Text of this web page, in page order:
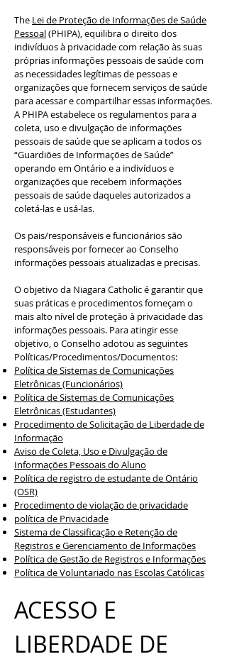
The Lei de Proteção de Informações de Saúde
Pessoal(PHIPA), equilibra o direito dos
indivíduos à privacidade com relação às suas
próprias informações pessoais de saúde com
as necessidades legítimas de pessoas e
organizações que fornecem serviços de saúde
para acessar e compartilhar essas informações.
A PHIPA estabelece os regulamentos para a
coleta, uso e divulgação de informações
pessoais de saúde que se aplicam a todos os
“Guardiões de Informações de Saúde”
operando em Ontário e a indivíduos e
organizações que recebem informações
pessoais de saúde daqueles autorizados a
coletá-las e usá-las.
Os pais/responsáveis e funcionários são
responsáveis por fornecer ao Conselho
informações pessoais atualizadas e precisas.
O objetivo da Niagara Catholic é garantir que
suas práticas e procedimentos forneçam o
mais alto nível de proteção à privacidade das
informações pessoais. Para atingir esse
objetivo, o Conselho adotou as seguintes
Políticas/Procedimentos/Documentos:
Política de Sistemas de Comunicações
Eletrônicas (Funcionários)
Política de Sistemas de Comunicações
Eletrônicas (Estudantes)
Procedimento de Solicitação de Liberdade de
Informação
Aviso de Coleta, Uso e Divulgação de
Informações Pessoais do Aluno
Política de registro de estudante de Ontário
(OSR)
Procedimento de violação de privacidade
política de Privacidade
Sistema de Classificação e Retenção de
Registros e Gerenciamento de Informações
Política de Gestão de Registros e Informações
Política de Voluntariado nas Escolas Católicas
ACESSO E
LIBERDADE DE